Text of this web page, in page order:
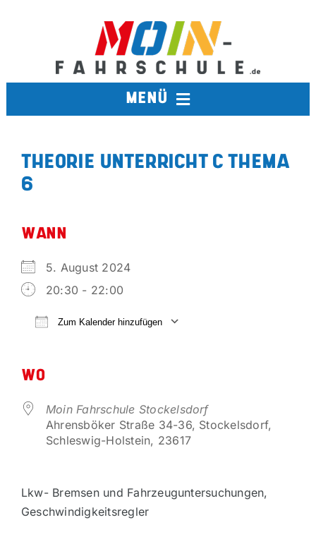
MENÜ
AUSBILDUNGSFAHRSCHULE
VORTEILSPARTNER
THEORIE UNTERRICHT C THEMA
6
WANN
5. August 2024
20:30 - 22:00
Zum Kalender hinzufügen
WO
Moin Fahrschule Stockelsdorf
Ahrensböker Straße 34-36, Stockelsdorf,
Schleswig-Holstein, 23617
Lkw- Bremsen und Fahrzeuguntersuchungen,
Geschwindigkeitsregler